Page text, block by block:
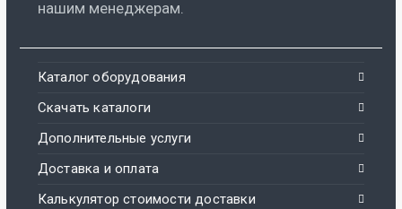
нашим менеджерам.
Каталог оборудования
Скачать каталоги
Дополнительные услуги
Доставка и оплата
Калькулятор стоимости доставки